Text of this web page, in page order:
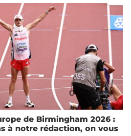
de Birmingham 2026 :
à notre rédaction, on vous